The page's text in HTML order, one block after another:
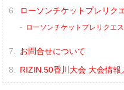
ローソンチケットプレリク
ローソンチケットプレリクエ
お問合せについて
RIZIN.50香川大会 大会情報